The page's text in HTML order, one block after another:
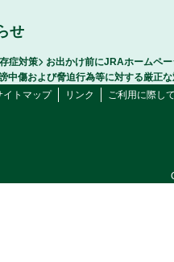
せ
症対策
お出かけ前にJRAホームペ
中傷および脅迫行為等に対する厳正
イトマップ リンク ご利用に際し